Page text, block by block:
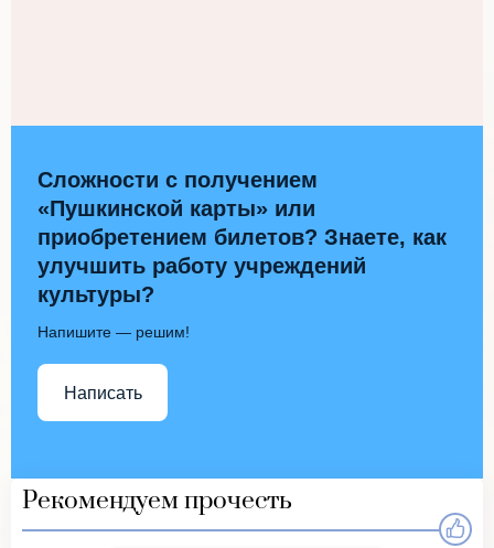
Сложности с получением
«Пушкинской карты» или
приобретением билетов? Знаете, как
улучшить работу учреждений
культуры?
Напишите — решим!
Написать
Рекомендуем прочесть